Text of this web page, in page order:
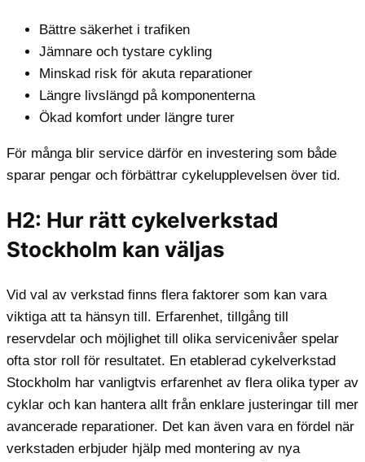
Bättre säkerhet i trafiken
Jämnare och tystare cykling
Minskad risk för akuta reparationer
Längre livslängd på komponenterna
Ökad komfort under längre turer
För många blir service därför en investering som både
sparar pengar och förbättrar cykelupplevelsen över tid.
H2: Hur rätt cykelverkstad
Stockholm kan väljas
Vid val av verkstad finns flera faktorer som kan vara
viktiga att ta hänsyn till. Erfarenhet, tillgång till
reservdelar och möjlighet till olika servicenivåer spelar
ofta stor roll för resultatet. En etablerad cykelverkstad
Stockholm har vanligtvis erfarenhet av flera olika typer av
cyklar och kan hantera allt från enklare justeringar till mer
avancerade reparationer. Det kan även vara en fördel när
verkstaden erbjuder hjälp med montering av nya